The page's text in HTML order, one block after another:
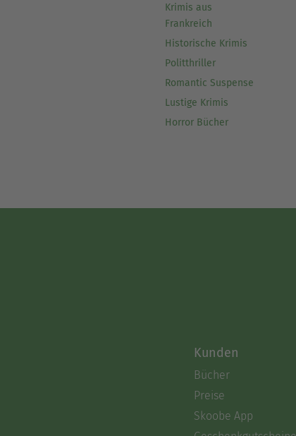
Krimis aus
Frankreich
Historische Krimis
Politthriller
Romantic Suspense
Lustige Krimis
Horror Bücher
Kunden
Bücher
Preise
Skoobe App